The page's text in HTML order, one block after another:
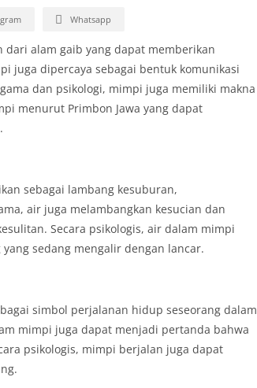
Whatsapp
dari alam gaib yang dapat memberikan
juga dipercaya sebagai bentuk komunikasi
dan psikologi, mimpi juga memiliki makna
menurut Primbon Jawa yang dapat
sebagai lambang kesuburan,
air juga melambangkan kesucian dan
Secara psikologis, air dalam mimpi
sedang mengalir dengan lancar.
simbol perjalanan hidup seseorang dalam
mimpi juga dapat menjadi pertanda bahwa
psikologis, mimpi berjalan juga dapat